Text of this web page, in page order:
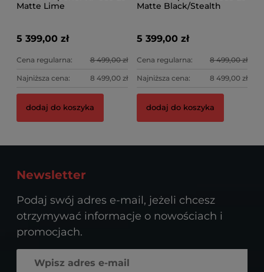
Matte Lime
5 399,00 zł
Cena regularna: 8 499,00 zł
Najniższa cena: 8 499,00 zł
dodaj do koszyka
Matte Black/Stealth
5 399,00 zł
Cena regularna: 8 499,00 zł
Najniższa cena: 8 499,00 zł
dodaj do koszyka
Newsletter
Podaj swój adres e-mail, jeżeli chcesz
otrzymywać informacje o nowościach i
promocjach.